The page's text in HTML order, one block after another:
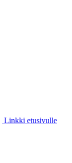
Linkki etusivulle